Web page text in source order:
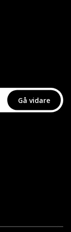
Gå vidare